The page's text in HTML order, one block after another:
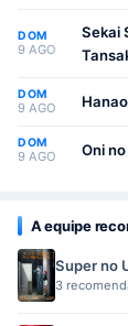
DOM
9 AGO
Sekai
DOM
9 AGO
DOM
9 AGO Oni
A equipe
Super no
3